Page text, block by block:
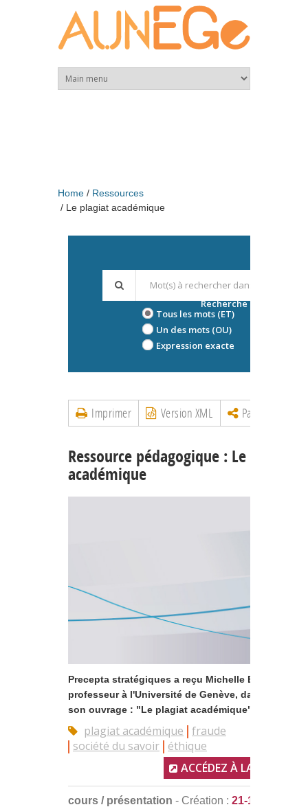
Home
Ressources
Le plagiat académique
Tous les mots (ET)
Un des mots (OU)
Expression exacte
Recherche avancée
Imprimer Version XML Partager
Ressource pédagogique : Le plagiat
académique
Precepta stratégiques a reçu Michelle Bergadaà,
professeur à l'Université de Genève, dans le cadre
son ouvrage : "Le plagiat académique"....
plagiat académique fraude
société du savoir éthique
ACCÉDEZ À LA
cours / présentation - Création : 21-12-2017